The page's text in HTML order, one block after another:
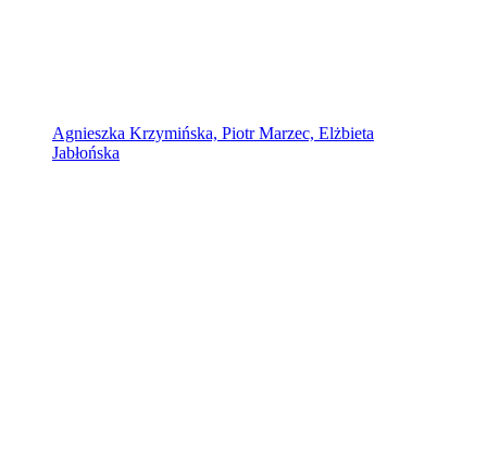
Agnieszka Krzymińska, Piotr Marzec, Elżbieta
Jabłońska